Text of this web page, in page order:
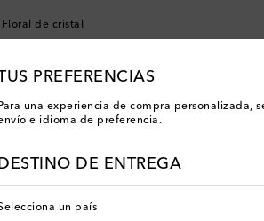
de cristal
Has visto 2 de 2 productos
PREFERENCIAS
Para una experiencia de compra personalizada,
e idioma de preferencia.
DESTINO DE ENTREGA
un país